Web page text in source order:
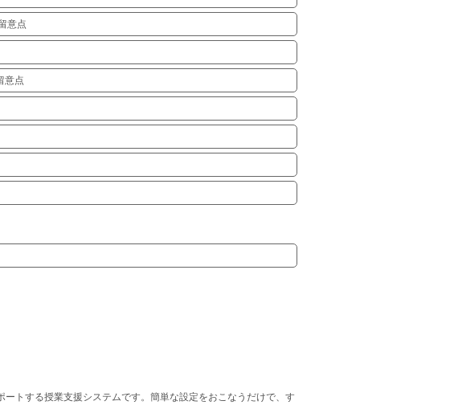
意点
意点
トする授業支援システムです。簡単な設定をおこなうだけで、す